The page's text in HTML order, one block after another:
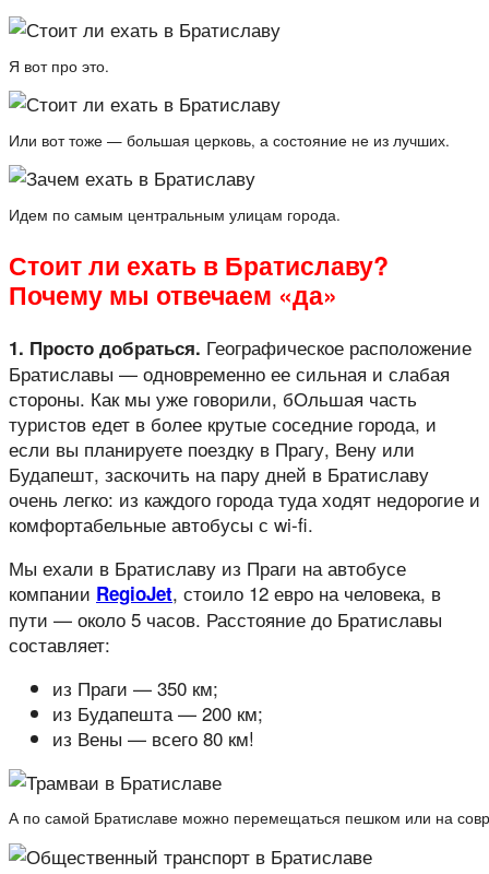
Я вот про это.
Или вот тоже — большая церковь, а состояние не из лучших.
Идем по самым центральным улицам города.
Стоит ли ехать в Братиславу?
Почему мы отвечаем «да»
1. Просто добраться. Географическое расположение
Братиславы — одновременно ее сильная и слабая
стороны. Как мы уже говорили, бОльшая часть
туристов едет в более крутые соседние города, и
если вы планируете поездку в Прагу, Вену или
Будапешт, заскочить на пару дней в Братиславу
очень легко: из каждого города туда ходят недорогие и
комфортабельные автобусы с wi-fi.
Мы ехали в Братиславу из Праги на автобусе
компании RegioJet, стоило 12 евро на человека, в
пути — около 5 часов. Расстояние до Братиславы
составляет:
из Праги — 350 км;
из Будапешта — 200 км;
из Вены — всего 80 км!
А по самой Братиславе можно перемещаться пешком или на